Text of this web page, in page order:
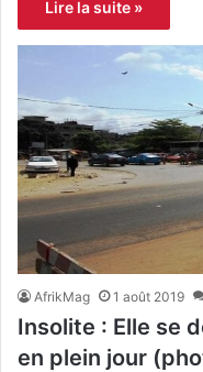
Lire la suite »
AfrikMag 1 août 2019
Insolite : Elle se
en plein jour